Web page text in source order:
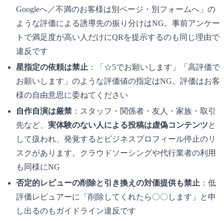
Googleへ／不満のお客様は別ページ・別フォームへ」の
ような評価による誘導先の振り分けはNG。事前アンケー
トで満足度が高い人だけにQRを提示するのも同じ理由で
違反です
星指定の依頼は禁止 ：「☆5でお願いします」「高評価で
お願いします」のような評価値の指定はNG。評価はお客
様の自由意思に委ねてください
自作自演は厳禁 ：スタッフ・関係者・友人・家族・取引
先など、 実体験のない人による投稿は虚偽コンテンツと
して扱われ、発覚するとビジネスプロフィール停止のリ
スクがあります。クラウドソーシングや代行業者の利用
も同様にNG
否定的レビューの削除と引き換えの対価提供も禁止 ：低
評価レビュアーに「削除してくれたら〇〇します」と申
し出るのもガイドライン違反です